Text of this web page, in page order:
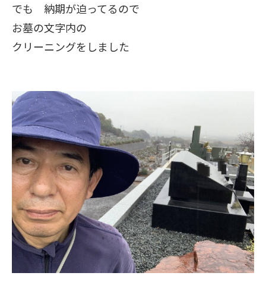
でも 納期が迫ってるので
お墓の文字内の
クリーニングをしました